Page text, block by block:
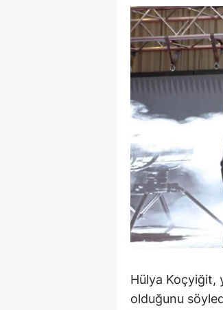
Hülya Koçyiğit,
olduğunu